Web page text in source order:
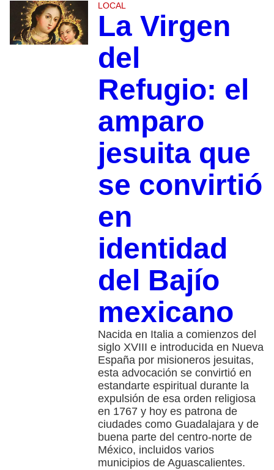
LOCAL
La Virgen
del
Refugio: el
amparo
jesuita que
se convirtió
en
identidad
del Bajío
mexicano
Nacida en Italia a comienzos del
siglo XVIII e introducida en Nueva
España por misioneros jesuitas,
esta advocación se convirtió en
estandarte espiritual durante la
expulsión de esa orden religiosa
en 1767 y hoy es patrona de
ciudades como Guadalajara y de
buena parte del centro-norte de
México, incluidos varios
municipios de Aguascalientes.